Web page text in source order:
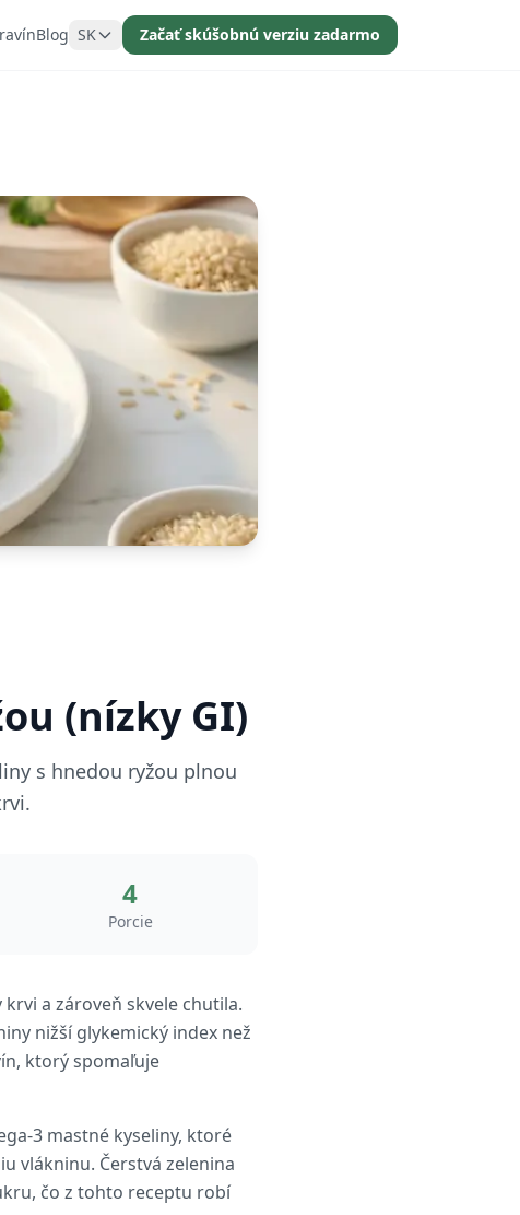
Blog SK Začať skúšobnú verziu zadarmo
(nízky GI)
s hnedou ryžou plnou
4
Porcie
a zároveň skvele chutila.
nižší glykemický index než
ktorý spomaľuje
3 mastné kyseliny, ktoré
vlákninu. Čerstvá zelenina
čo z tohto receptu robí